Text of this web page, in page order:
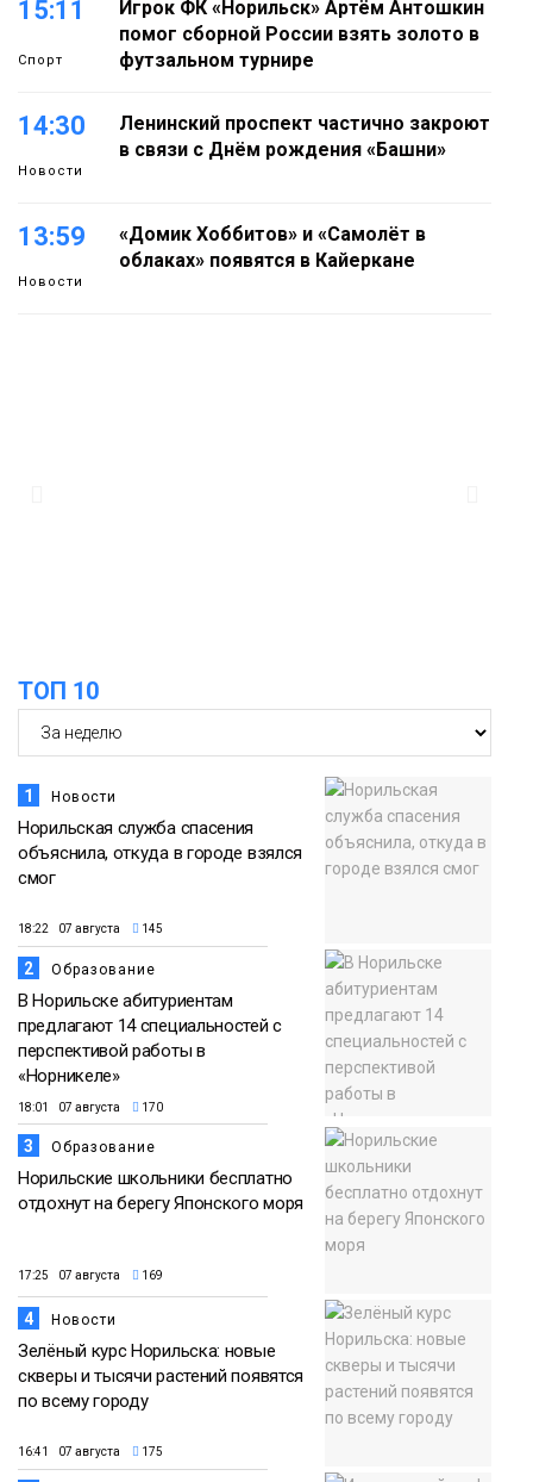
15:11
Спорт
Игрок ФК «Норильск» Артём Антошкин
помог сборной России взять золото в
футзальном турнире
14:30
Новости
Ленинский проспект частично закроют
в связи с Днём рождения «Башни»
13:59
Новости
«Домик Хоббитов» и «Самолёт в
облаках» появятся в Кайеркане
ТОП 10
1 Новости
Норильская служба спасения
объяснила, откуда в городе взялся
смог
18:22 07 августа 145
2 Образование
В Норильске абитуриентам
предлагают 14 специальностей с
перспективой работы в
«Норникеле»
18:01 07 августа 170
3 Образование
Норильские школьники бесплатно
отдохнут на берегу Японского моря
17:25 07 августа 169
4 Новости
Зелёный курс Норильска: новые
скверы и тысячи растений появятся
по всему городу
16:41 07 августа 175